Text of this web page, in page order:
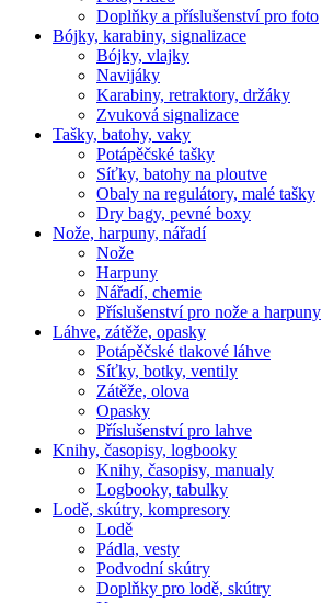
Doplňky a příslušenství pro foto
Bójky, karabiny, signalizace
Bójky, vlajky
Navijáky
Karabiny, retraktory, držáky
Zvuková signalizace
Tašky, batohy, vaky
Potápěčské tašky
Síťky, batohy na ploutve
Obaly na regulátory, malé tašky
Dry bagy, pevné boxy
Nože, harpuny, nářadí
Nože
Harpuny
Nářadí, chemie
Příslušenství pro nože a harpuny
Láhve, zátěže, opasky
Potápěčské tlakové láhve
Síťky, botky, ventily
Zátěže, olova
Opasky
Příslušenství pro lahve
Knihy, časopisy, logbooky
Knihy, časopisy, manualy
Logbooky, tabulky
Lodě, skútry, kompresory
Lodě
Pádla, vesty
Podvodní skútry
Doplňky pro lodě, skútry